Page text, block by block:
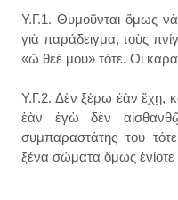
Υ.Γ.1. Θυμοῦνται ὅμως
γιὰ παράδειγμα, τοὺς
«ὤ θεέ μου» τότε. Οἱ
Υ.Γ.2. Δὲν ξέρω ἐὰν ἔχῃ,
ἐὰν ἐγὼ δὲν
συμπαραστάτης του
ξένα σώματα ὅμως ἐνίοτε